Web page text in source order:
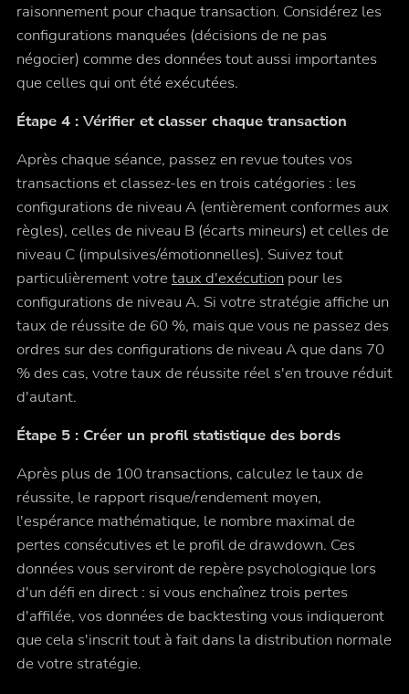
raisonnement pour chaque transaction. Considérez les
configurations manquées (décisions de ne pas
négocier) comme des données tout aussi importantes
que celles qui ont été exécutées.
Étape 4 : Vérifier et classer chaque transaction
Après chaque séance, passez en revue toutes vos
transactions et classez-les en trois catégories : les
configurations de niveau A (entièrement conformes aux
règles), celles de niveau B (écarts mineurs) et celles de
niveau C (impulsives/émotionnelles). Suivez tout
particulièrement votre taux d'exécution pour les
configurations de niveau A. Si votre stratégie affiche un
taux de réussite de 60 %, mais que vous ne passez des
ordres sur des configurations de niveau A que dans 70
% des cas, votre taux de réussite réel s'en trouve réduit
d'autant.
Étape 5 : Créer un profil statistique des bords
Après plus de 100 transactions, calculez le taux de
réussite, le rapport risque/rendement moyen,
l'espérance mathématique, le nombre maximal de
pertes consécutives et le profil de drawdown. Ces
données vous serviront de repère psychologique lors
d'un défi en direct : si vous enchaînez trois pertes
d'affilée, vos données de backtesting vous indiqueront
que cela s'inscrit tout à fait dans la distribution normale
de votre stratégie.